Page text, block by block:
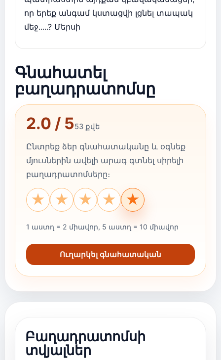
որ երեք անգամ կստացվի լցնել տապակ
մեջ.....? Մերսի
Գնահատել
բաղադրատոմսը
2.0 / 553 քվե
Ընտրեք ձեր գնահատականը և օգնեք
մյուսներին ավելի արագ գտնել սիրելի
բաղադրատոմսերը։
★
★
★
★
★
1 աստղ = 2 միավոր, 5 աստղ = 10 միավոր
Ուղարկել գնահատական
Բաղադրատոմսի
տվյալներ